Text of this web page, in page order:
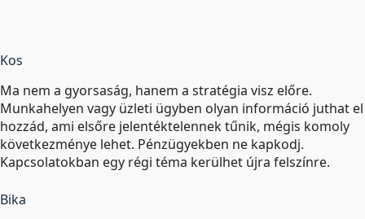
Kos
Ma nem a gyorsaság, hanem a stratégia visz előre.
Munkahelyen vagy üzleti ügyben olyan információ juthat el
hozzád, ami elsőre jelentéktelennek tűnik, mégis komoly
következménye lehet. Pénzügyekben ne kapkodj.
Kapcsolatokban egy régi téma kerülhet újra felszínre.
Bika